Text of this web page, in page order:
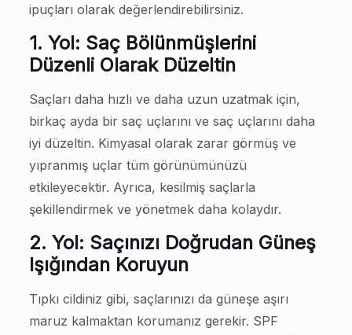
ipuçları olarak değerlendirebilirsiniz.
1. Yol: Saç Bölünmüşlerini
Düzenli Olarak Düzeltin
Saçları daha hızlı ve daha uzun uzatmak için,
birkaç ayda bir saç uçlarını ve saç uçlarını daha
iyi düzeltin. Kimyasal olarak zarar görmüş ve
yıpranmış uçlar tüm görünümünüzü
etkileyecektir. Ayrıca, kesilmiş saçlarla
şekillendirmek ve yönetmek daha kolaydır.
2. Yol: Saçınızı Doğrudan Güneş
Işığından Koruyun
Tıpkı cildiniz gibi, saçlarınızı da güneşe aşırı
maruz kalmaktan korumanız gerekir. SPF